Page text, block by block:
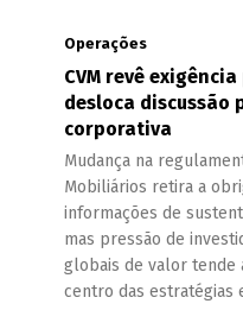
Operações
CVM revê
desloca discussão
corporativa
Mudança na
Mobiliários retira a
informações de
mas pressão de
globais de valor tende
centro das estratégias